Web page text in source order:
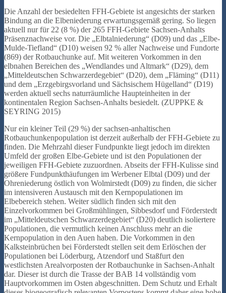
Die Anzahl der besiedelten FFH-Gebiete ist angesichts der starken
Bindung an die Elbeniederung erwartungsgemäß gering. So liegen
aktuell nur für 22 (8 %) der 265 FFH-Gebiete Sachsen-Anhalts
Präsenznachweise vor. Die „Elbtalniederung“ (D09) und das „Elbe-
Mulde-Tiefland“ (D10) weisen 92 % aller Nachweise und Fundorte
(869) der Rotbauchunke auf. Mit weiteren Vorkommen in den
elbnahen Bereichen des „Wendlandes und Altmark“ (D29), dem
„Mitteldeutschen Schwarzerdegebiet“ (D20), dem „Fläming“ (D11)
und dem „Erzgebirgsvorland und Sächsischem Hügelland“ (D19)
werden aktuell sechs naturräumliche Haupteinheiten in der
kontinentalen Region Sachsen-Anhalts besiedelt. (ZUPPKE &
SEYRING 2015)
Nur ein kleiner Teil (29 %) der sachsen-anhaltischen
Rotbauchunkenpopulation ist derzeit außerhalb der FFH-Gebiete zu
finden. Die Mehrzahl dieser Fundpunkte liegt jedoch im direkten
Umfeld der großen Elbe-Gebiete und ist den Populationen der
jeweiligen FFH-Gebiete zuzuordnen. Abseits der FFH-Kulisse sind
größere Fundpunkthäufungen im Werbener Elbtal (D09) und der
Ohreniederung östlich von Wolmirstedt (D09) zu finden, die sicher
im intensiveren Austausch mit den Kernpopulationen im
Elbebereich stehen. Weiter südlich finden sich mit den
Einzelvorkommen bei Großmühlingen, Sibbesdorf und Förderstedt
im „Mitteldeutschen Schwarzerdegebiet“ (D20) deutlich isoliertere
Populationen, die vermutlich keinen Anschluss mehr an die
Kernpopulation in den Auen haben. Die Vorkommen in den
Kalksteinbrüchen bei Förderstedt stellen seit dem Erlöschen der
Populationen bei Löderburg, Atzendorf und Staßfurt den
westlichsten Arealvorposten der Rotbauchunke in Sachsen-Anhalt
dar. Dieser ist durch die Trasse der BAB 14 vollständig vom
Hauptvorkommen im Osten abgeschnitten. Dem Schutz und Erhalt